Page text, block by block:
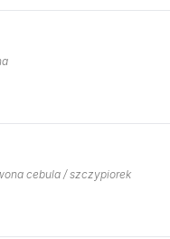
cebula / szczypiorek